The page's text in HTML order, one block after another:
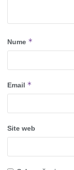
Nume *
Email *
Site web